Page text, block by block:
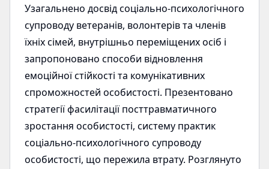
Узагальнено досвід соціально-психологічного
супроводу ветеранів, волонтерів та членів
їхніх сімей, внутрішньо переміщених осіб і
запропоновано способи відновлення
емоційної стійкості та комунікативних
спроможностей особистості. Презентовано
стратегії фасилітації посттравматичного
зростання особистості, систему практик
соціально-психологічного супроводу
особистості, що пережила втрату. Розглянуто